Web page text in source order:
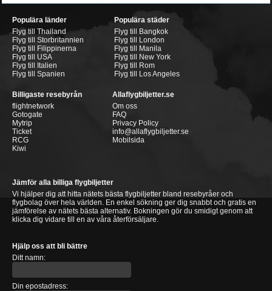
Populära länder
Flyg till Thailand
Flyg till Storbritannien
Flyg till Filippinerna
Flyg till USA
Flyg till Italien
Flyg till Spanien
Populära städer
Flyg till Bangkok
Flyg till London
Flyg till Manila
Flyg till New York
Flyg till Rom
Flyg till Los Angeles
Billigaste resebyrån
flightnetwork
Gotogate
Mytrip
Ticket
RCG
Kiwi
Allaflygbiljetter.se
Om oss
FAQ
Privacy Policy
info@allaflygbiljetter.se
Mobilsida
Jämför alla billiga flygbiljetter
Vi hjälper dig att hitta nätets bästa flygbiljetter bland resebyråer och
flygbolag över hela världen. En enkel sökning ger dig snabbt och gratis en
jämförelse av nätets bästa alternativ. Bokningen gör du smidigt genom att
klicka dig vidare till en av våra återförsäljare.
Hjälp oss att bli bättre
Ditt namn:
Din epostadress: